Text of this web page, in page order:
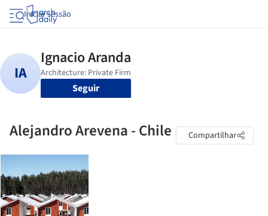
Iniciar sessão
Seguir
Alejandro Arevena - Chile Compartilhar